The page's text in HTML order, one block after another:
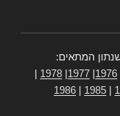
המתאים:
1976
1977
1978
1985
1986